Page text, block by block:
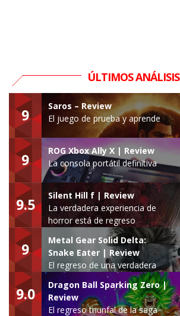
ÚLTIMOS ANÁLISIS
9
Saros – Review
El juego de prueba y aprende
9
ROG Xbox Ally X | Review
La consola portátil definitiva
9.5
Silent Hill f | Review
La verdadera experiencia de
horror está de regreso
9
Metal Gear Solid Delta:
Snake Eater | Review
El regreso de una verdadera
leyenda
9.0
Dragon Ball Sparking Zero |
Review
El regreso triunfal de la saga